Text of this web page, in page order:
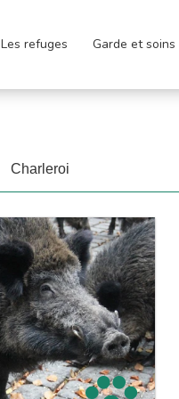
Les refuges Garde et soins
Charleroi